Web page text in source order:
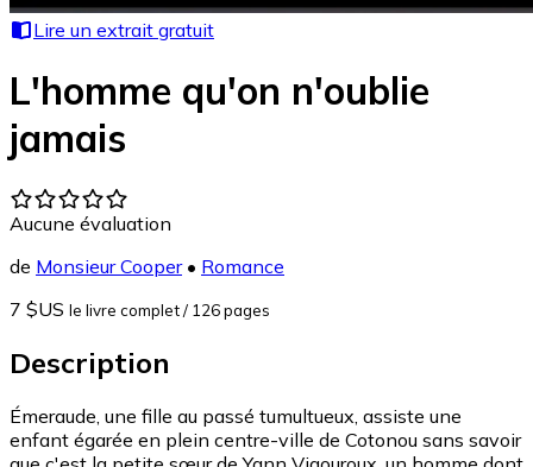
Lire un extrait gratuit
L'homme qu'on n'oublie
jamais
Aucune évaluation
de Monsieur Cooper• Romance
7 $US le livre complet/ 126 pages
Description
Émeraude, une fille au passé tumultueux, assiste une
enfant égarée en plein centre-ville de Cotonou sans savoir